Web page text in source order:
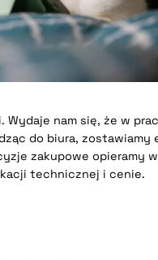
Wydaje nam się, że w
do biura, zostawiamy
zakupowe opieramy
technicznej i cenie.